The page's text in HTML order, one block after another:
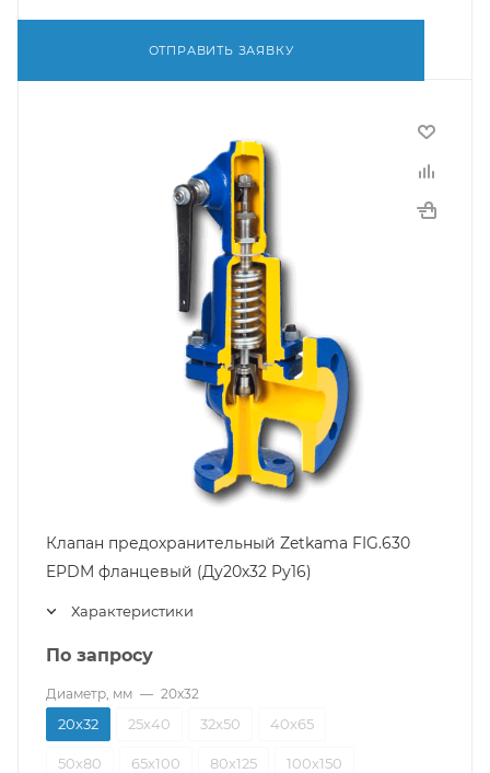
ОТПРАВИТЬ ЗАЯВКУ
Клапан предохранительный Zetkama FIG.630
EPDM фланцевый (Ду20х32 Pу16)
Характеристики
По запросу
Диаметр, мм — 20х32
20х32 25х40 32х50 40х65
50х80 65х100 80х125 100х150